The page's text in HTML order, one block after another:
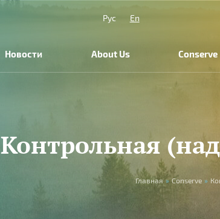
Рус
En
Новости About Us Conserve
Контрольная
Главная » Conserve »